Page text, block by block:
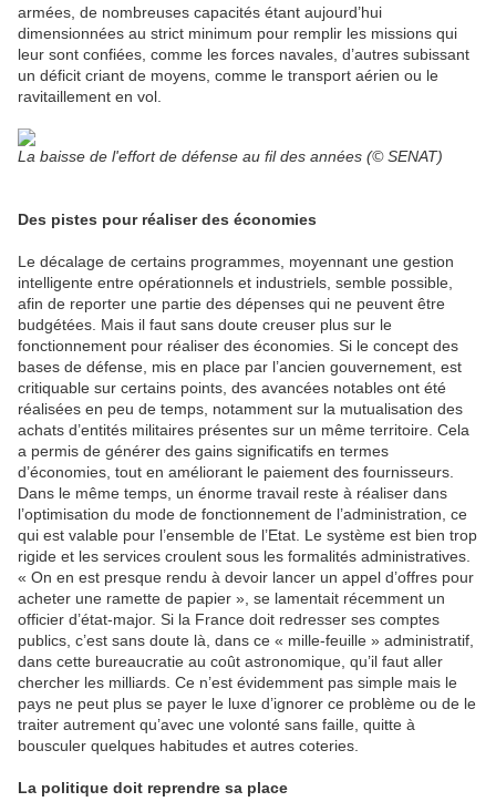
armées, de nombreuses capacités étant aujourd’hui
dimensionnées au strict minimum pour remplir les missions qui
leur sont confiées, comme les forces navales, d’autres subissant
un déficit criant de moyens, comme le transport aérien ou le
ravitaillement en vol.
La baisse de l'effort de défense au fil des années (© SENAT)
Des pistes pour réaliser des économies
Le décalage de certains programmes, moyennant une gestion
intelligente entre opérationnels et industriels, semble possible,
afin de reporter une partie des dépenses qui ne peuvent être
budgétées. Mais il faut sans doute creuser plus sur le
fonctionnement pour réaliser des économies. Si le concept des
bases de défense, mis en place par l’ancien gouvernement, est
critiquable sur certains points, des avancées notables ont été
réalisées en peu de temps, notamment sur la mutualisation des
achats d’entités militaires présentes sur un même territoire. Cela
a permis de générer des gains significatifs en termes
d’économies, tout en améliorant le paiement des fournisseurs.
Dans le même temps, un énorme travail reste à réaliser dans
l’optimisation du mode de fonctionnement de l’administration, ce
qui est valable pour l’ensemble de l’Etat. Le système est bien trop
rigide et les services croulent sous les formalités administratives.
« On en est presque rendu à devoir lancer un appel d’offres pour
acheter une ramette de papier », se lamentait récemment un
officier d’état-major. Si la France doit redresser ses comptes
publics, c’est sans doute là, dans ce « mille-feuille » administratif,
dans cette bureaucratie au coût astronomique, qu’il faut aller
chercher les milliards. Ce n’est évidemment pas simple mais le
pays ne peut plus se payer le luxe d’ignorer ce problème ou de le
traiter autrement qu’avec une volonté sans faille, quitte à
bousculer quelques habitudes et autres coteries.
La politique doit reprendre sa place